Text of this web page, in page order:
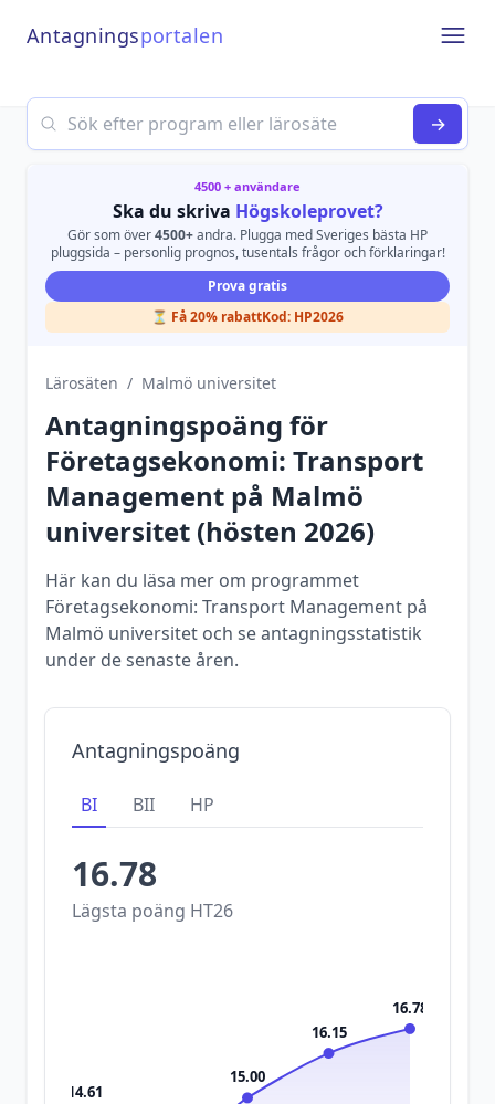
Antagningsportalen
Search
→
4500 + användare
Ska du skriva Högskoleprovet?
Gör som över4500+andra. Plugga med Sveriges bästa HP
pluggsida – personlig prognos, tusentals frågor och förklaringar!
Prova gratis
⏳ Få 20% rabattKod: HP2026
Lärosäten / Malmö universitet
Antagningspoäng för
Företagsekonomi: Transport
Management på Malmö
universitet (hösten 2026)
Här kan du läsa mer om programmet
Företagsekonomi: Transport Management på
Malmö universitet och se antagningsstatistik
under de senaste åren.
Antagningspoäng
BI BII HP
16.78
Lägsta poäng HT26
14.61
15.00
16.15
16.78